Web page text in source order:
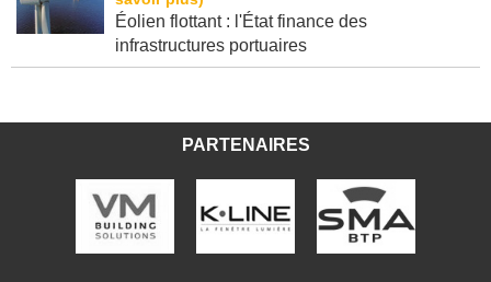
Éolien flottant : l'État finance des
infrastructures portuaires
PARTENAIRES